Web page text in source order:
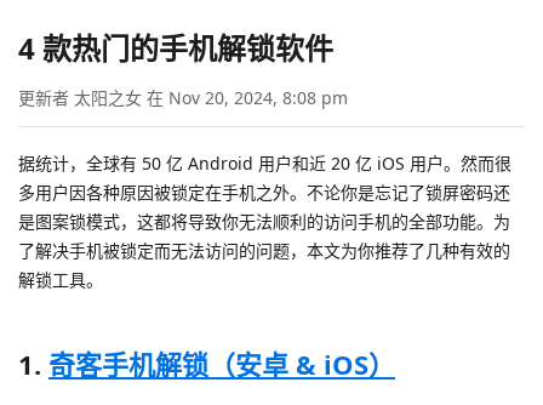
4 款热门的手机解锁软件
更新者 太阳之女 在 Nov 20, 2024, 8:08 pm
据统计，全球有 50 亿 Android 用户和近 20 亿 iOS 用户。然而很
多用户因各种原因被锁定在手机之外。不论你是忘记了锁屏密码还
是图案锁模式，这都将导致你无法顺利的访问手机的全部功能。为
了解决手机被锁定而无法访问的问题，本文为你推荐了几种有效的
解锁工具。
1. 奇客手机解锁（安卓 & iOS）